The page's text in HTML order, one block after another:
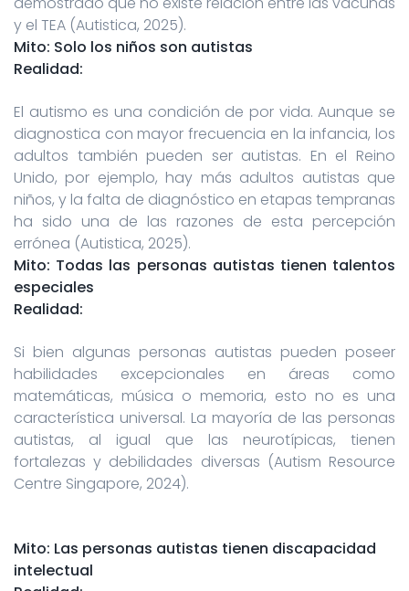
y el TEA (Autistica, 2025).
Mito: Solo los niños son autistas
Realidad:
El autismo es una condición de por vida. Aunque se
diagnostica con mayor frecuencia en la infancia, los
adultos también pueden ser autistas. En el Reino
Unido, por ejemplo, hay más adultos autistas que
niños, y la falta de diagnóstico en etapas tempranas
ha sido una de las razones de esta percepción
errónea (Autistica, 2025).
Mito: Todas las personas autistas tienen talentos
especiales
Realidad:
Si bien algunas personas autistas pueden poseer
habilidades excepcionales en áreas como
matemáticas, música o memoria, esto no es una
característica universal. La mayoría de las personas
autistas, al igual que las neurotípicas, tienen
fortalezas y debilidades diversas (Autism Resource
Centre Singapore, 2024).
Mito: Las personas autistas tienen discapacidad
intelectual